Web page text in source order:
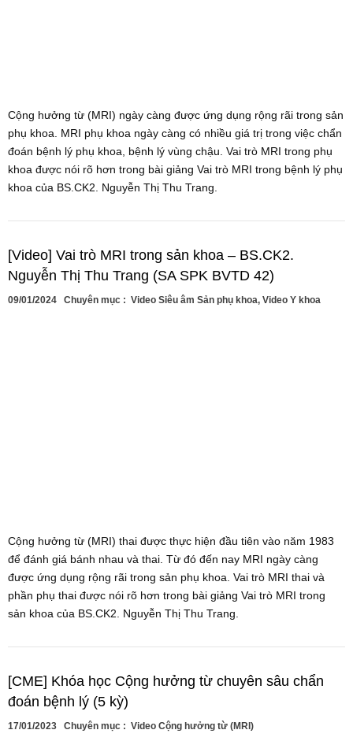
Cộng hưởng từ (MRI) ngày càng được ứng dụng rộng rãi trong sản
phụ khoa. MRI phụ khoa ngày càng có nhiều giá trị trong việc chẩn
đoán bệnh lý phụ khoa, bệnh lý vùng chậu. Vai trò MRI trong phụ
khoa được nói rõ hơn trong bài giảng Vai trò MRI trong bệnh lý phụ
khoa của BS.CK2. Nguyễn Thị Thu Trang.
[Video] Vai trò MRI trong sản khoa – BS.CK2.
Nguyễn Thị Thu Trang (SA SPK BVTD 42)
09/01/2024 Chuyên mục : Video Siêu âm Sản phụ khoa, Video Y khoa
Cộng hưởng từ (MRI) thai được thực hiện đầu tiên vào năm 1983
để đánh giá bánh nhau và thai. Từ đó đến nay MRI ngày càng
được ứng dụng rộng rãi trong sản phụ khoa. Vai trò MRI thai và
phần phụ thai được nói rõ hơn trong bài giảng Vai trò MRI trong
sản khoa của BS.CK2. Nguyễn Thị Thu Trang.
[CME] Khóa học Cộng hưởng từ chuyên sâu chẩn
đoán bệnh lý (5 kỳ)
17/01/2023 Chuyên mục : Video Cộng hưởng từ (MRI)